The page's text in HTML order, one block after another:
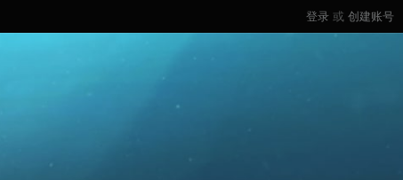
登录 或 创建账号